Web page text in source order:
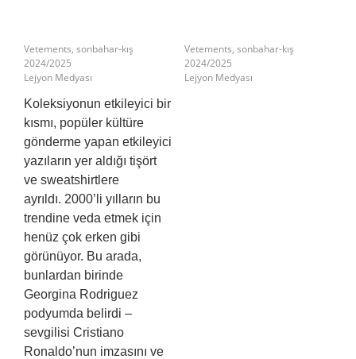
Vetements, sonbahar-kış
2024/2025
Lejyon Medyası
Koleksiyonun etkileyici bir
kısmı, popüler kültüre
gönderme yapan etkileyici
yazıların yer aldığı tişört
ve sweatshirtlere
ayrıldı. 2000’li yılların bu
trendine veda etmek için
henüz çok erken gibi
görünüyor. Bu arada,
bunlardan birinde
Georgina Rodriguez
podyumda belirdi –
sevgilisi Cristiano
Ronaldo’nun imzasını ve
Vetements, sonbahar-kış
2024/2025
Lejyon Medyası